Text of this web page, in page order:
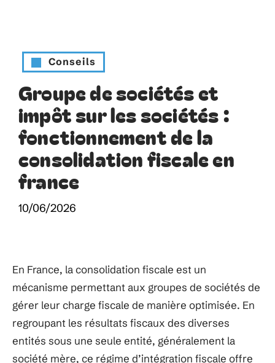
Conseils
Groupe de sociétés et
impôt sur les sociétés :
fonctionnement de la
consolidation fiscale en
france
10/06/2026
En France, la consolidation fiscale est un
mécanisme permettant aux groupes de sociétés de
gérer leur charge fiscale de manière optimisée. En
regroupant les résultats fiscaux des diverses
entités sous une seule entité, généralement la
société mère, ce régime d’intégration fiscale offre